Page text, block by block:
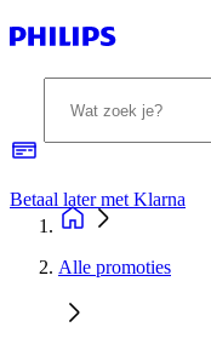
Betaal later met Klarna
Alle promoties